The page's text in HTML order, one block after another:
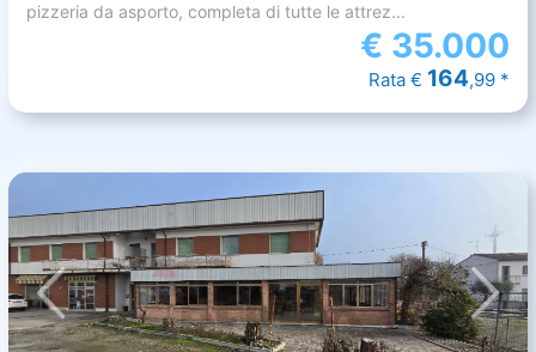
pizzeria da asporto, completa di tutte le attrez...
€ 35.000
Rata € 164,99 *